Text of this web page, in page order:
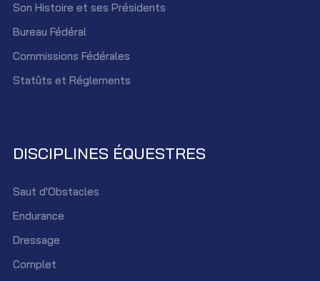
Son Histoire et ses Présidents
Bureau Fédéral
Commissions Fédérales
Statûts et Réglements
DISCIPLINES ÉQUESTRES
Saut d'Obstacles
Endurance
Dressage
Complet